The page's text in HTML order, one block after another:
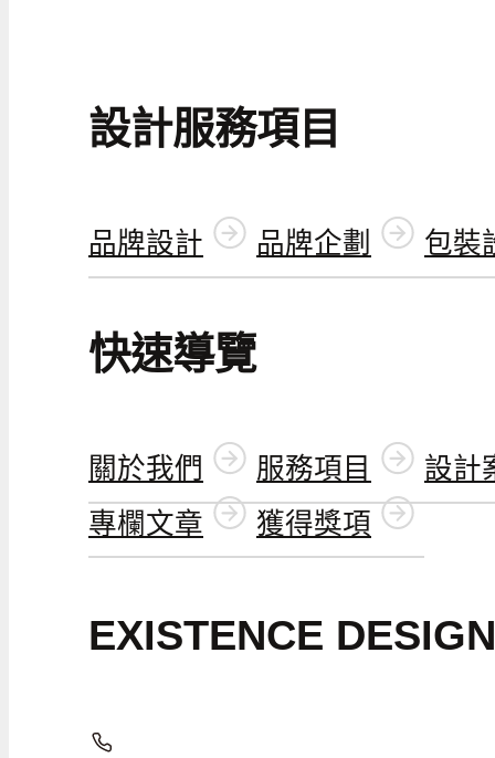
設計服務項目
品牌設計 品牌企劃 包裝
快速導覽
關於我們 服務項目
設計
專欄文章
獲得獎項
EXISTENCE